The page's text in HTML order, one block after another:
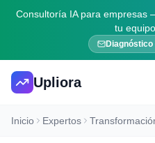
Consultoría IA para empresas
tu
Upliora
Inicio Expertos